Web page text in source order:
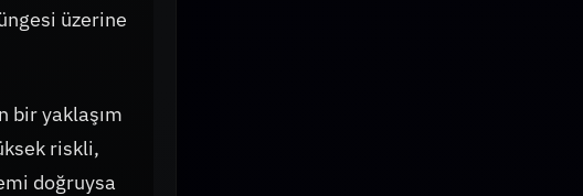
üzerine
bir yaklaşım
riskli,
doğruysa